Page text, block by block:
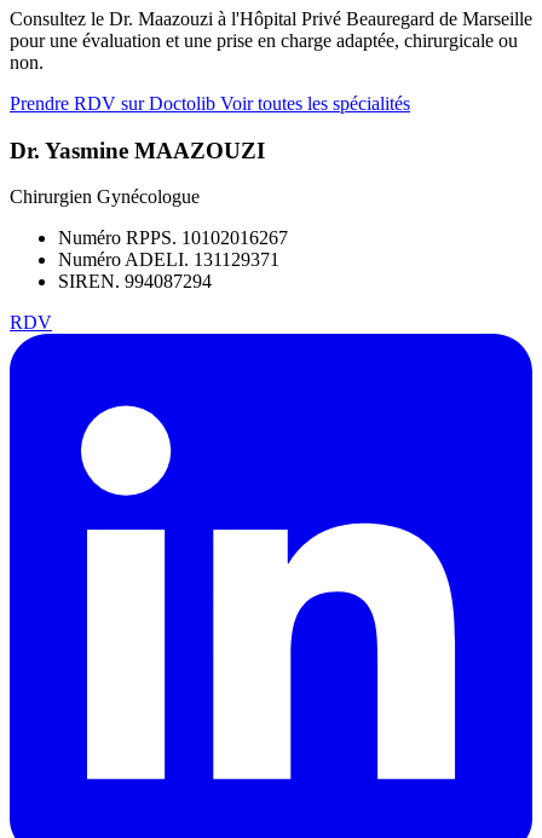
Consultez le Dr. Maazouzi à l'Hôpital Privé Beauregard de Marseille
pour une évaluation et une prise en charge adaptée, chirurgicale ou
non.
Prendre RDV sur Doctolib Voir toutes les spécialités
Dr. Yasmine MAAZOUZI
Chirurgien Gynécologue
Numéro RPPS. 10102016267
Numéro ADELI. 131129371
SIREN. 994087294
RDV